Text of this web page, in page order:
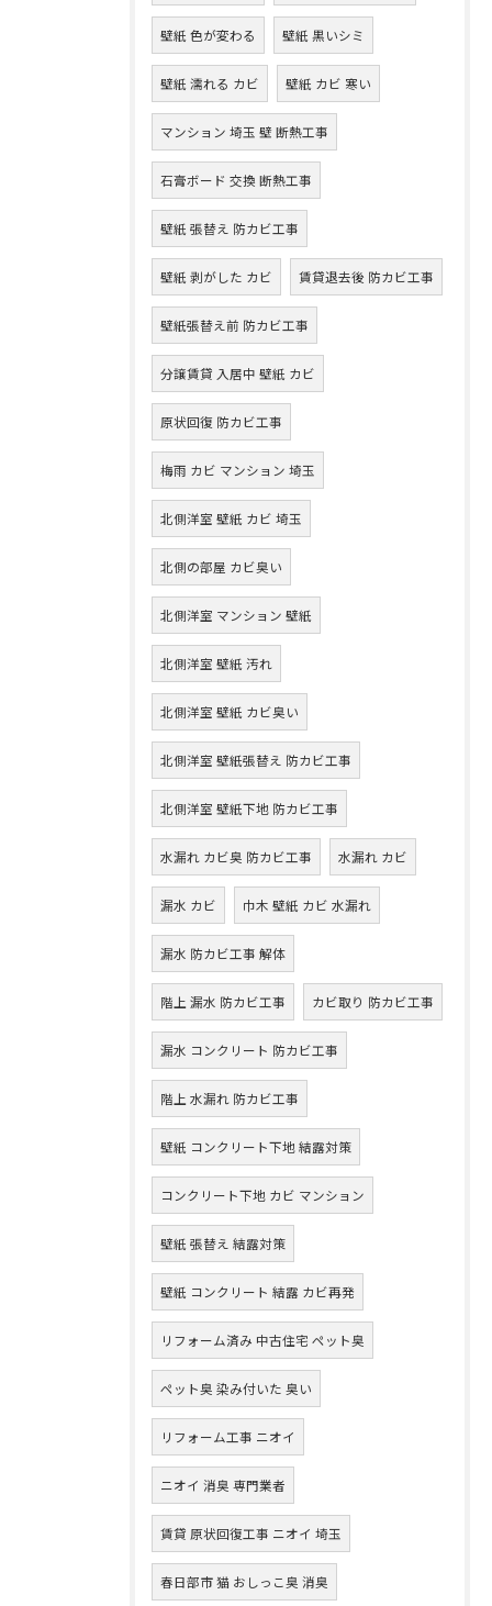
壁紙 色が変わる 壁紙 黒いシミ
壁紙 濡れる カビ 壁紙 カビ 寒い
マンション 埼玉 壁 断熱工事
石膏ボード 交換 断熱工事
壁紙 張替え 防カビ工事
壁紙 剥がした カビ 賃貸退去後 防カビ工事
壁紙張替え前 防カビ工事
分譲賃貸 入居中 壁紙 カビ
原状回復 防カビ工事
梅雨 カビ マンション 埼玉
北側洋室 壁紙 カビ 埼玉
北側の部屋 カビ臭い
北側洋室 マンション 壁紙
北側洋室 壁紙 汚れ
北側洋室 壁紙 カビ臭い
北側洋室 壁紙張替え 防カビ工事
北側洋室 壁紙下地 防カビ工事
水漏れ カビ臭 防カビ工事 水漏れ カビ
漏水 カビ 巾木 壁紙 カビ 水漏れ
漏水 防カビ工事 解体
階上 漏水 防カビ工事 カビ取り 防カビ工事
漏水 コンクリート 防カビ工事
階上 水漏れ 防カビ工事
壁紙 コンクリート下地 結露対策
コンクリート下地 カビ マンション
壁紙 張替え 結露対策
壁紙 コンクリート 結露 カビ再発
リフォーム済み 中古住宅 ペット臭
ペット臭 染み付いた 臭い
リフォーム工事 ニオイ
ニオイ 消臭 専門業者
賃貸 原状回復工事 ニオイ 埼玉
春日部市 猫 おしっこ臭 消臭